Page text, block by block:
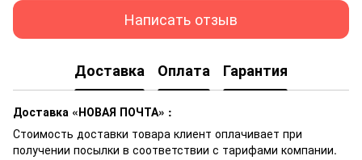
Написать отзыв
Доставка Оплата Гарантия
Доставка «НОВАЯ ПОЧТА» :
Стоимость доставки товара клиент оплачивает при
получении посылки в соответствии с тарифами компании.